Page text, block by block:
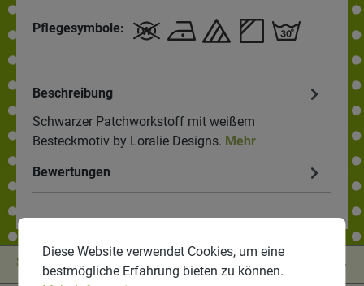
Pflegesymbole:
Beschreibung
Schwarzer Patchworkstoff mit weißem
Besteckmotiv by Loralie Designs. Mehr
Bewertungen
Service-Hotline
Diese Website verwendet Cookies, um eine
bestmögliche Erfahrung bieten zu können.